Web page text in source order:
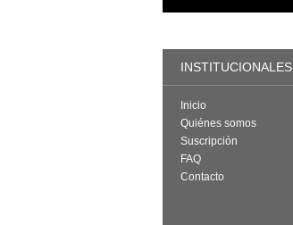
INSTITUCIONALES
Inicio
Quiénes somos
Suscripción
FAQ
Contacto